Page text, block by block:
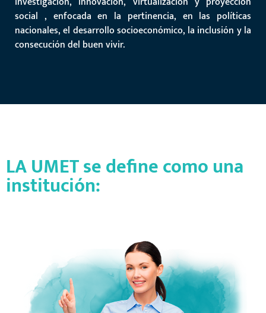
social , enfocada en la pertinencia, en las políticas
nacionales, el desarrollo socioeconómico, la inclusión y la
consecución del buen vivir.
LA UMET se define como una
institución: